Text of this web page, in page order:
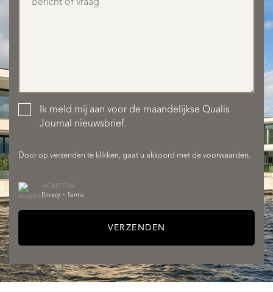
Ik meld mij aan voor de maandelijkse Qualis
Journal nieuwsbrief.
Door op verzenden te klikken, gaat u akkoord met de voorwaarden.
reCAPTCHA
Privacy • Terms
VERZENDEN
AANBOD